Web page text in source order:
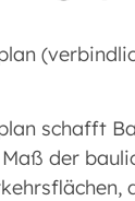
schafft
der